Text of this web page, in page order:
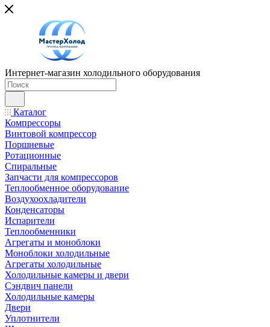
Интернет-магазин холодильного оборудования
Каталог
Компрессоры
Винтовой компрессор
Поршневые
Ротационные
Спиральные
Запчасти для компрессоров
Теплообменное оборудование
Воздухоохладители
Конденсаторы
Испарители
Теплообменники
Агрегаты и моноблоки
Моноблоки холодильные
Агрегаты холодильные
Холодильные камеры и двери
Сэндвич панели
Холодильные камеры
Двери
Уплотнители